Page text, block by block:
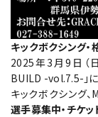
キックボクシング・
2025年3月9日（
BUILD -vol.7.5-」
キックボクシング
選手募集中・チケッ